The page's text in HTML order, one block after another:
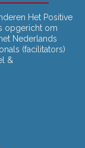
Het Positive
opgericht om
Nederlands
(facilitators)
&